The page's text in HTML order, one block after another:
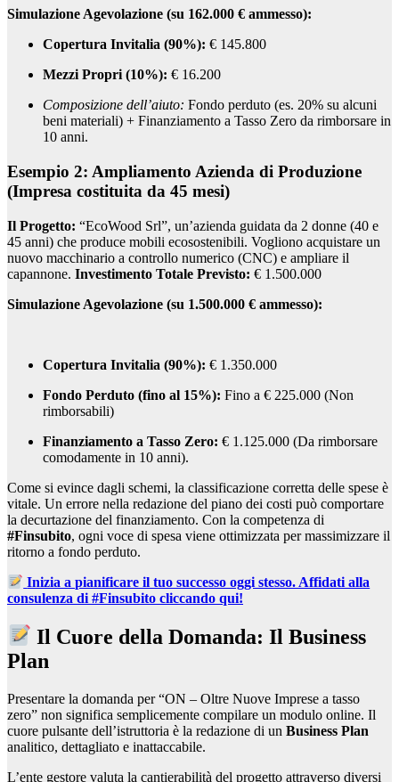
Simulazione Agevolazione (su 162.000 € ammesso):
Copertura Invitalia (90%): € 145.800
Mezzi Propri (10%): € 16.200
Composizione dell’aiuto: Fondo perduto (es. 20% su alcuni
beni materiali) + Finanziamento a Tasso Zero da rimborsare in
10 anni.
Esempio 2: Ampliamento Azienda di Produzione
(Impresa costituita da 45 mesi)
Il Progetto: “EcoWood Srl”, un’azienda guidata da 2 donne (40 e
45 anni) che produce mobili ecosostenibili. Vogliono acquistare un
nuovo macchinario a controllo numerico (CNC) e ampliare il
capannone. Investimento Totale Previsto: € 1.500.000
Simulazione Agevolazione (su 1.500.000 € ammesso):
Copertura Invitalia (90%): € 1.350.000
Fondo Perduto (fino al 15%): Fino a € 225.000 (Non
rimborsabili)
Finanziamento a Tasso Zero: € 1.125.000 (Da rimborsare
comodamente in 10 anni).
Come si evince dagli schemi, la classificazione corretta delle spese è
vitale. Un errore nella redazione del piano dei costi può comportare
la decurtazione del finanziamento. Con la competenza di
#Finsubito, ogni voce di spesa viene ottimizzata per massimizzare il
ritorno a fondo perduto.
Inizia a pianificare il tuo successo oggi stesso. Affidati alla
consulenza di #Finsubito cliccando qui!
Il Cuore della Domanda: Il Business
Plan
Presentare la domanda per “ON – Oltre Nuove Imprese a tasso
zero” non significa semplicemente compilare un modulo online. Il
cuore pulsante dell’istruttoria è la redazione di un Business Plan
analitico, dettagliato e inattaccabile.
L’ente gestore valuta la cantierabilità del progetto attraverso diversi